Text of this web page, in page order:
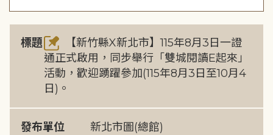
標題
【新竹縣X新北市】115年8月3日一證
通正式啟用，同步舉行「雙城閱讀E起來」
活動，歡迎踴躍參加(115年8月3日至10月4
日)。
發布單位 新北市圖(總館)